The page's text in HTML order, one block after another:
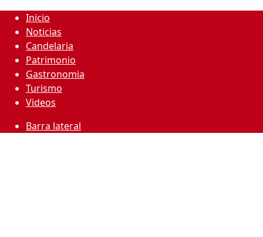
Inicio
Noticias
Candelaria
Patrimonio
Gastronomia
Turismo
Videos
Barra lateral